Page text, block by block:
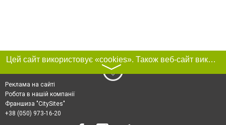
Цей сайт використовує «cookies». Також веб-сайт використовує інтернет-сервіс для збору технічних даних стосовно відвідувачів з метою отримання маркетингової та статистичної інформації. Умови обробки даних відвідувачів сайту див.
〉
Реклама на сайті
Робота в нашій компанії
Франшиза "CitySites"
+38 (050) 973-16-20